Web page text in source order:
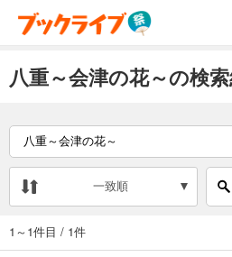
八重～会津の花～の検
一致順
1～1件目 / 1件